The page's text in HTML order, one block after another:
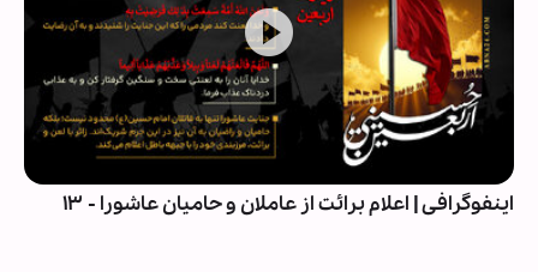
اینفوگرافی | اعلام برائت از عاملان و حامیان عاشورا - ۱۳